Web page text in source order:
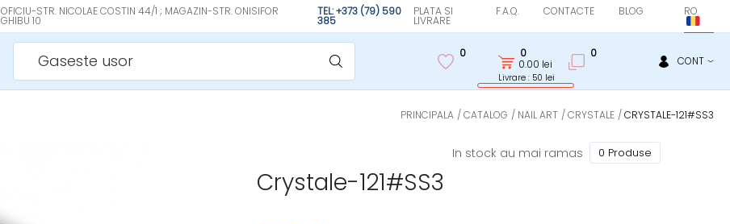
OFICIU-STR. NICOLAE COSTIN 44/1 ; MAGAZIN-STR. ONISIFOR
GHIBU 10
TEL: +373 (79) 590
385
PLATA SI
LIVRARE
F.A.Q. CONTACTE BLOG RO
Gaseste usor 0
0
0.00 lei
Livrare : 50 lei
0
CONT
PRINCIPALA CATALOG NAIL ART CRYSTALE CRYSTALE-121#SS3
In stock au mai ramas 0 Produse
Crystale-121#SS3